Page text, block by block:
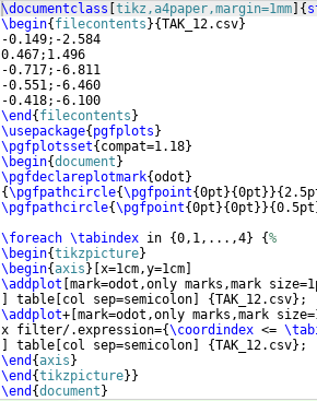
\documentclass tikz,a4paper,margin=1mm {
\begin{ filecontents }{TAK_12.csv}
-0.149;-2.584
0.467;1.496
-0.717;-6.811
-0.551;-6.460
-0.418;-6.100
\end { filecontents }
\usepackage{ pgfplots }
\pgfplotsset{ compat=1.18}
\begin{document }
\pgfdeclareplotmark{odot }
{\pgfpathcircle{\pgfpoint{0pt }{0pt }}{
\pgfpathcircle{\pgfpoint{0pt }{0pt }}{0.5pt
\foreach \tabindex in {0,1,...,4} {%
\begin{tikzpicture}
\begin{axis } x=1cm,y=1cm
\addplot mark=odot,only marks,mark
table col sep=semicolon {TAK_12.csv} ;
\addplot+ mark=odot,only marks,mark
x filter/.expression={\coordindex <=
table col sep=semicolon {TAK_12.csv} ;
\end {axis }
\end {tikzpicture} }
\end {document }